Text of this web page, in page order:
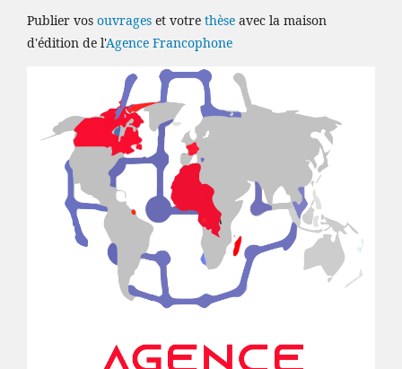
Publier vos ouvrages et votre thèse avec la maison
d'édition de l'Agence Francophone